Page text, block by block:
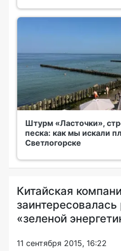
Штурм «Ласточки»,
песка: как мы искали
Светлогорске
Китайская
«зеленой
11 сентября 2015, 16:22